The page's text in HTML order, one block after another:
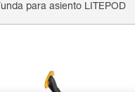
para asiento LITEPOD